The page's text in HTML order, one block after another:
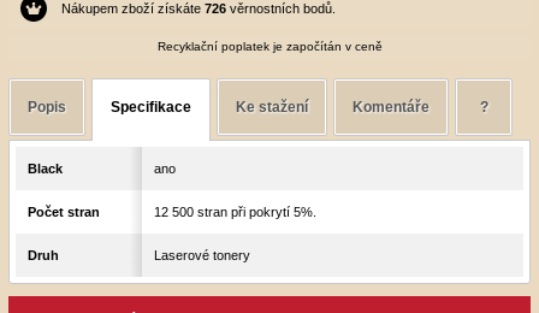
Nákupem zboží získáte 726 věrnostních bodů.
Recyklační poplatek je započítán v ceně
Popis Specifikace Ke stažení Komentáře ?
Black ano
Počet stran 12 500 stran při pokrytí 5%.
Druh Laserové tonery